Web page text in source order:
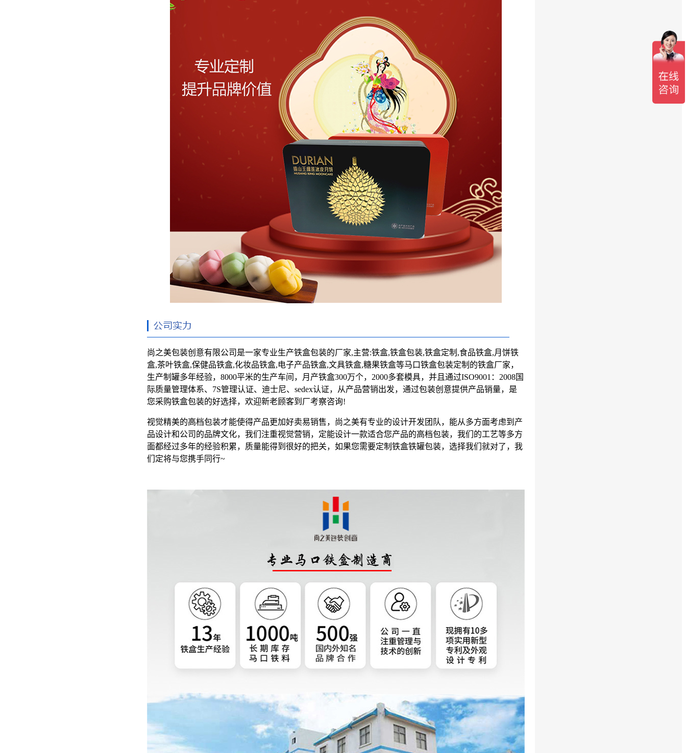
尚之美包装创意有限公司是一家专业生产铁盒包装的厂家,主营:铁盒,铁盒包装,铁盒定制,食品铁盒,月饼铁
盒,茶叶铁盒,保健品铁盒,化妆品铁盒,电子产品铁盒,文具铁盒,糖果铁盒等马口铁盒包装定制的铁盒厂家，
生产制罐多年经验，8000平米的生产车间，月产铁盒300万个，2000多套模具，并且通过ISO9001：2008国
际质量管理体系、7S管理认证、迪士尼、sedex认证，从产品营销出发，通过包装创意提供产品销量，是
您采购铁盒包装的好选择，欢迎新老顾客到厂考察咨询!
视觉精美的高档包装才能使得产品更加好卖易销售，尚之美有专业的设计开发团队，能从多方面考虑到产
品设计和公司的品牌文化，我们注重视觉营销，定能设计一款适合您产品的高档包装，我们的工艺等多方
面都经过多年的经验积累，质量能得到很好的把关，如果您需要定制铁盒铁罐包装，选择我们就对了，我
们定将与您携手同行~